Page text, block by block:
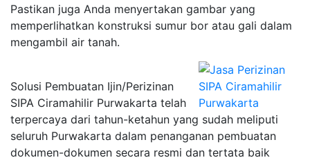
Pastikan juga Anda menyertakan gambar yang
memperlihatkan konstruksi sumur bor atau gali dalam
mengambil air tanah.
Solusi Pembuatan Ijin/Perizinan
SIPA Ciramahilir Purwakarta telah
terpercaya dari tahun-ketahun yang sudah meliputi
seluruh Purwakarta dalam penanganan pembuatan
dokumen-dokumen secara resmi dan tertata baik